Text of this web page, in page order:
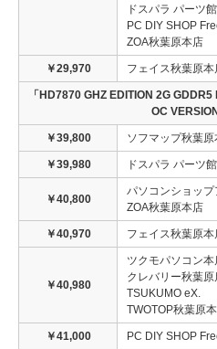
ドスパラ パーツ館
PC DIY SHOP
ZOA秋葉原本店
￥29,970 フェイス秋葉原本
「HD7870 GHZ EDITION 2G
OC
￥39,800 ソフマップ秋葉
￥39,980 ドスパラ パーツ館
￥40,800
パソコンショップ
ZOA秋葉原本店
￥40,970 フェイス秋葉原本
￥40,980
ツクモパソコン本
クレバリー秋葉原
TSUKUMO eX.
TWOTOP秋葉原
￥41,000 PC DIY SHOP